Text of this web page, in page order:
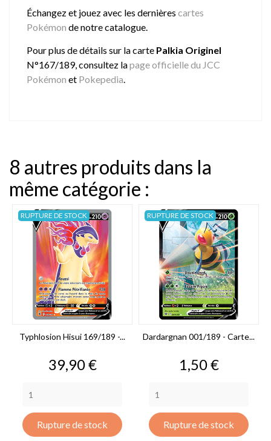
Échangez et jouez avec les dernières cartes
Pokémon de notre catalogue.
Pour plus de détails sur la carte Palkia Originel
N°167/189, consultez lapage officielle du JCC
Pokémon et Pokepedia.
8 autres produits dans la
même catégorie :
Typhlosion Hisui 169/189 -...
Prix
39,90 €
Rupture de stock
RUPTURE DE STOCK
Dardargnan 001/189 - Carte...
Prix
1,50 €
Rupture de stock
RUPTURE DE STOCK